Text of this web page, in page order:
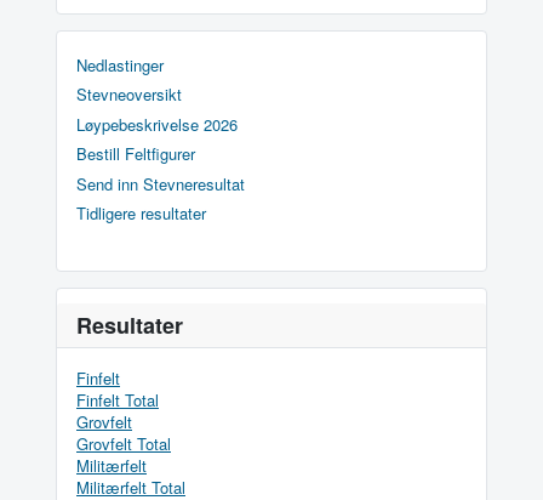
Nedlastinger
Stevneoversikt
Løypebeskrivelse 2026
Bestill Feltfigurer
Send inn Stevneresultat
Tidligere resultater
Resultater
Finfelt
Finfelt Total
Grovfelt
Grovfelt Total
Militærfelt
Militærfelt Total